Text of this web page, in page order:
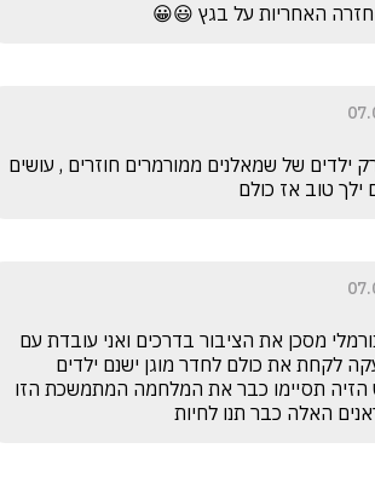
האחריות על בגץ 😃😀
ילך טוב אז כולם
האלה כבר תנו לחיות